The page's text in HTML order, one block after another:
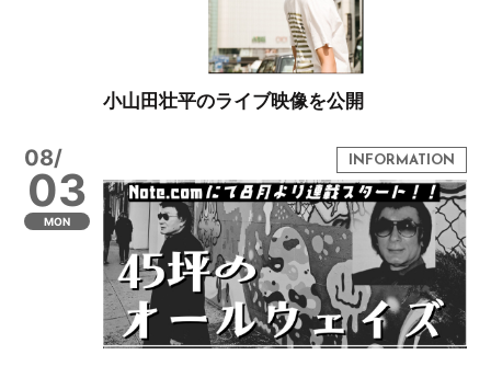
小山田壮平のライブ映像を公開
08/
03
MON